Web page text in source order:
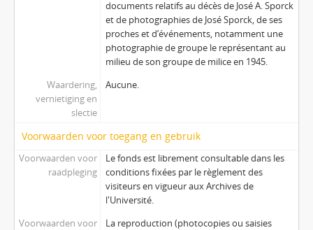
documents relatifs au décès de José A. Sporck
et de photographies de José Sporck, de ses
proches et d’événements, notamment une
photographie de groupe le représentant au
milieu de son groupe de milice en 1945.
Waardering,
vernietiging en
slectie
Aucune.
Voorwaarden voor toegang en gebruik
Voorwaarden voor
raadpleging
Le fonds est librement consultable dans les
conditions fixées par le règlement des
visiteurs en vigueur aux Archives de
l'Université.
Voorwaarden voor
La reproduction (photocopies ou saisies